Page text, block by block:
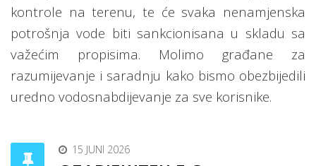
kontrole na terenu, te će svaka nenamjenska
potrošnja vode biti sankcionisana u skladu sa
važećim propisima. Molimo građane za
razumijevanje i saradnju kako bismo obezbijedili
uredno vodosnabdijevanje za sve korisnike.
15 JUNI 2026